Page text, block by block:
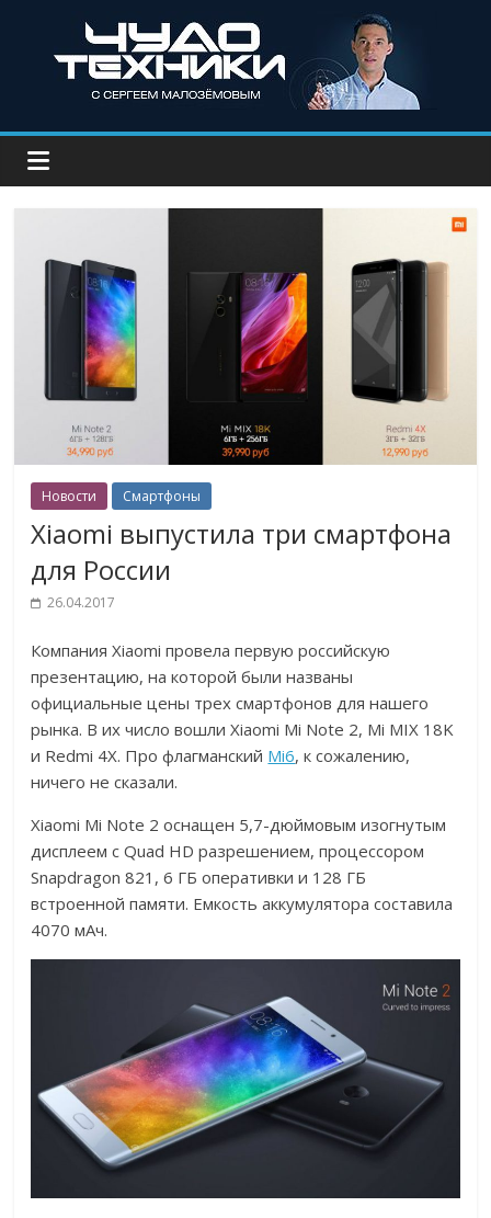
Новости Смартфоны
Xiaomi выпустила три смартфона
для России
26.04.2017
Компания Xiaomi провела первую российскую
презентацию, на которой были названы
официальные цены трех смартфонов для нашего
рынка. В их число вошли Xiaomi Mi Note 2, Mi MIX 18K
и Redmi 4X. Про флагманский Mi6, к сожалению,
ничего не сказали.
Xiaomi Mi Note 2 оснащен 5,7-дюймовым изогнутым
дисплеем с Quad HD разрешением, процессором
Snapdragon 821, 6 ГБ оперативки и 128 ГБ
встроенной памяти. Емкость аккумулятора составила
4070 мАч.